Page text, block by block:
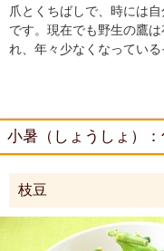
爪とくちばしで、時には
です。現在でも野生の鷹
れ、年々少なくなっている
小暑（しょうしょ）
枝豆